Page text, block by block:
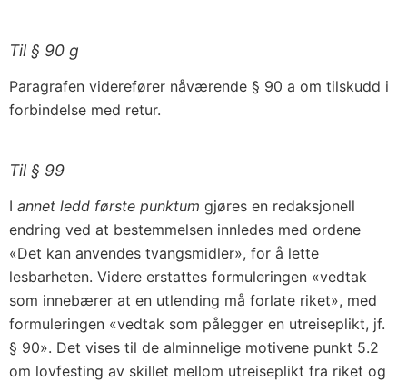
Til § 90 g
Paragrafen viderefører nåværende § 90 a om tilskudd i
forbindelse med retur.
Til § 99
I annet ledd første punktum gjøres en redaksjonell
endring ved at bestemmelsen innledes med ordene
«Det kan anvendes tvangsmidler», for å lette
lesbarheten. Videre erstattes formuleringen «vedtak
som innebærer at en utlending må forlate riket», med
formuleringen «vedtak som pålegger en utreiseplikt, jf.
§ 90». Det vises til de alminnelige motivene punkt 5.2
om lovfesting av skillet mellom utreiseplikt fra riket og